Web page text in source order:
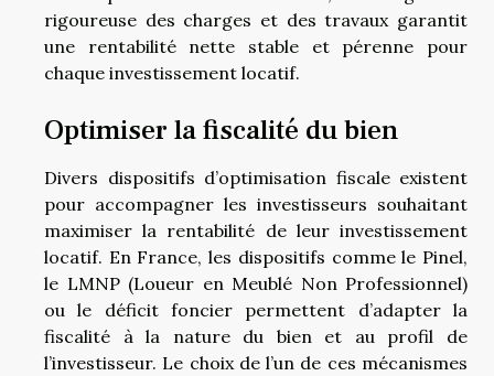
rigoureuse des charges et des travaux garantit
une rentabilité nette stable et pérenne pour
chaque investissement locatif.
Optimiser la fiscalité du bien
Divers dispositifs d’optimisation fiscale existent
pour accompagner les investisseurs souhaitant
maximiser la rentabilité de leur investissement
locatif. En France, les dispositifs comme le Pinel,
le LMNP (Loueur en Meublé Non Professionnel)
ou le déficit foncier permettent d’adapter la
fiscalité à la nature du bien et au profil de
l’investisseur. Le choix de l’un de ces mécanismes